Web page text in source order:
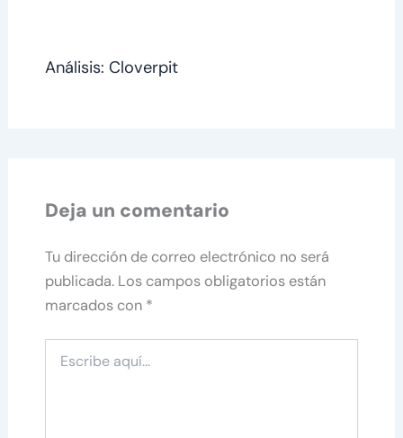
Análisis: Cloverpit
Deja un comentario
Tu dirección de correo electrónico no será
publicada. Los campos obligatorios están
marcados con *
aquí...